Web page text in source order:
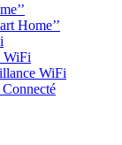
Home’’
WiFi
WiFi